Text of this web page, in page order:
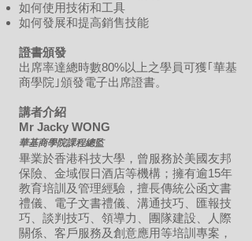
如何使用技術和工具
如何發展和提高銷售技能
證書頒發
出席率達總時數80%以上之學員可獲｢華基
商學院｣頒發電子出席證書。
講者介紹
Mr Jacky WONG
華基商學院課程總監
畢業於香港科技大學，曾服務於美國友邦
保險、金域假日酒店等機構；擁有逾15年
教育培訓及管理經驗，擅長傳統公函文書
禮儀、電子文書禮儀、溝通技巧、匯報技
巧、談判技巧、領導力、團隊建設、人際
關係、客戶服務及創意應用等培訓專案，